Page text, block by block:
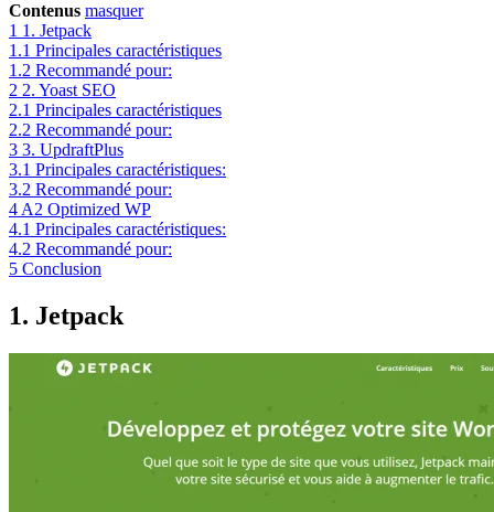
Contenus masquer
1 1. Jetpack
1.1 Principales caractéristiques
1.2 Recommandé pour:
2 2. Yoast SEO
2.1 Principales caractéristiques
2.2 Recommandé pour:
3 3. UpdraftPlus
3.1 Principales caractéristiques:
3.2 Recommandé pour:
4 A2 Optimized WP
4.1 Principales caractéristiques:
4.2 Recommandé pour:
5 Conclusion
1. Jetpack